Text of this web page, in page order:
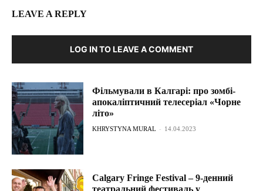
LEAVE A REPLY
LOG IN TO LEAVE A COMMENT
Фільмували в Калгарі: про зомбі-
апокаліптичний телесеріал «Чорне
літо»
KHRYSTYNA MURAL - 14.04.2023
Calgary Fringe Festival – 9-денний
театральний фестиваль у